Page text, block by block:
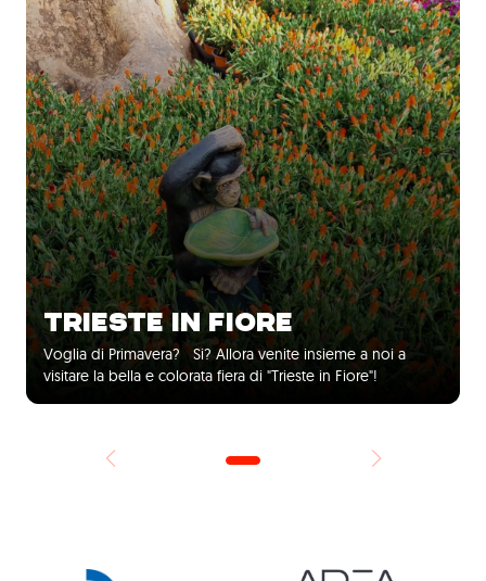
TRIESTE IN FIORE
Voglia di Primavera? Si? Allora venite insieme a noi a
visitare la bella e colorata fiera di "Trieste in Fiore"!